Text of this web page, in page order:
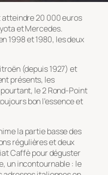
atteindre 20 000 euros
et Mercedes.
1998 et 1980, les deux
(depuis 1927) et
présents, les
le 2 Rond-Point
bon l’essence et
la partie basse des
régulières et deux
Caffè pour déguster
un incontournable : le